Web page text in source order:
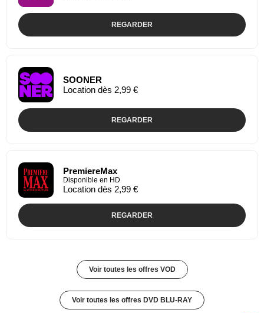
REGARDER
SOONER
Location dès 2,99 €
REGARDER
PremiereMax
Disponible en HD
Location dès 2,99 €
REGARDER
Voir toutes les offres VOD
Voir toutes les offres DVD BLU-RAY